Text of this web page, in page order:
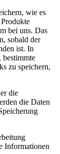
wie es
bei uns. Das
sobald der
ist. In
bestimmte
zu speichern,
die
die Daten
Informationen